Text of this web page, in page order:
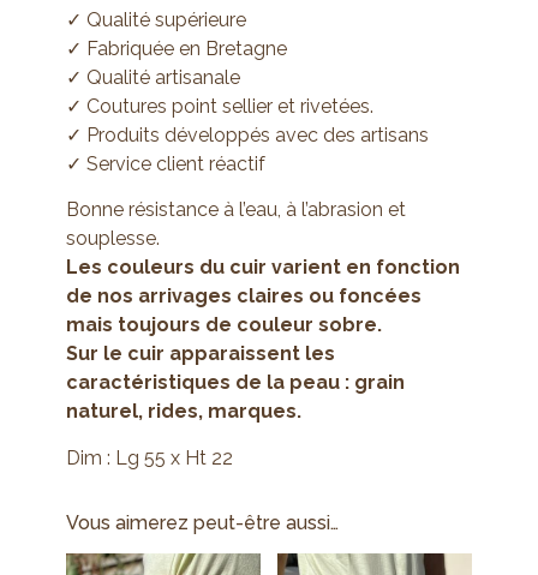
✓ Qualité supérieure
✓ Fabriquée en Bretagne
✓ Qualité artisanale
✓ Coutures point sellier et rivetées.
✓ Produits développés avec des artisans
✓ Service client réactif
Bonne résistance à l’eau, à l’abrasion et
souplesse.
Les couleurs du cuir varient en fonction
de nos arrivages claires ou foncées
mais toujours de couleur sobre.
Sur le cuir apparaissent les
caractéristiques de la peau : grain
naturel, rides, marques.
Dim : Lg 55 x Ht 22
Vous aimerez peut-être aussi…